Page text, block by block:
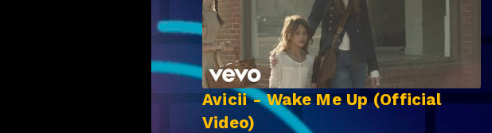
Avicii - Wake Me Up (Official
Video)